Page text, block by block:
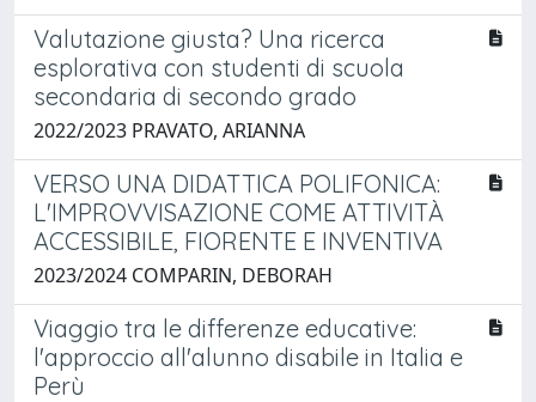
Valutazione giusta? Una ricerca
esplorativa con studenti di scuola
secondaria di secondo grado
2022/2023 PRAVATO, ARIANNA
VERSO UNA DIDATTICA POLIFONICA:
L'IMPROVVISAZIONE COME ATTIVITÀ
ACCESSIBILE, FIORENTE E INVENTIVA
2023/2024 COMPARIN, DEBORAH
Viaggio tra le differenze educative:
l'approccio all'alunno disabile in Italia e
Perù